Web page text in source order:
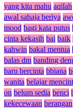
yang kita mahu aqilah
awal sahaja beriya
mood bagi kata putus
cinta kekasih bai baik
kahwin bakal mentua
balas dm banding
baru bercinta bbiana
wanita belajar
on belum sedia benci
kekecewaan berangan